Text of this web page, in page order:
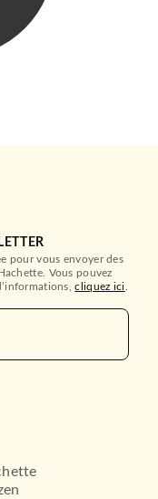
pour vous envoyer des
Vous pouvez
cliquez ici